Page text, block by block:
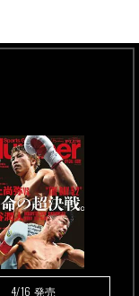
4/16 発売